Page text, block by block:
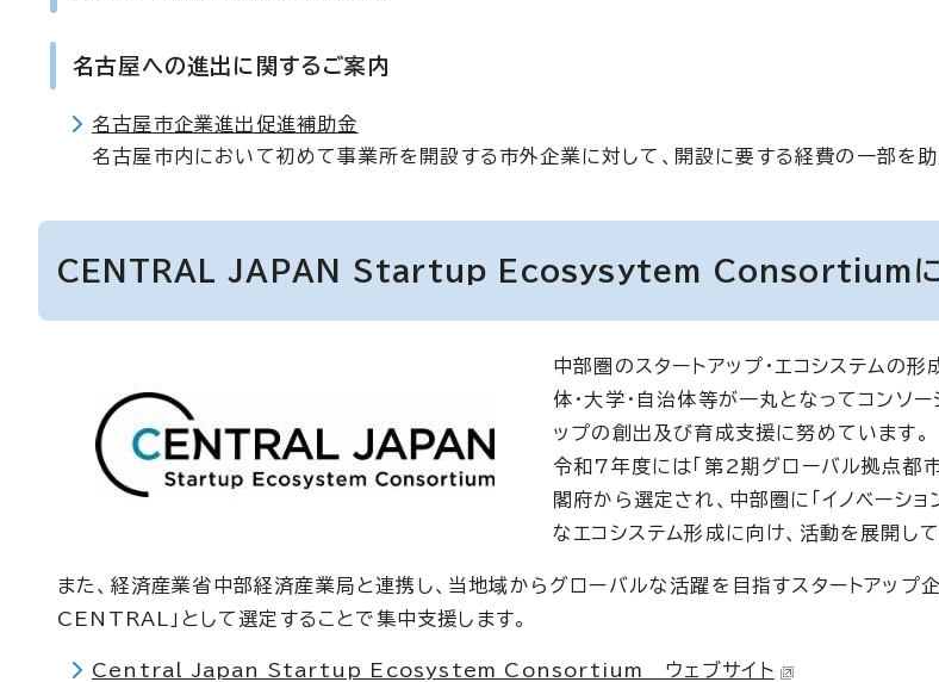
名古屋への進出に関するご案内
名古屋市企業進出促進補助金
名古屋市内において初めて事業所を開設する市外企業に対して、開設に要する経費の一部を助
CENTRAL JAPAN Startup Ecosysytem Consortiumに
中部圏のスタートアップ・エコシステムの
体・大学・自治体等が一丸となってコンソー
ップの創出及び育成支援に努めています。
令和7年度には「第2期グローバル拠点都市
閣府から選定され、中部圏に「イノベーショ
なエコシステム形成に向け、活動を展開して
また、経済産業省中部経済産業局と連携し、当地域からグローバルな活躍を目指すスタートアッ
CENTRAL」として選定することで集中支援します。
Central Japan Startup Ecosystem Consortium ウェブサイト